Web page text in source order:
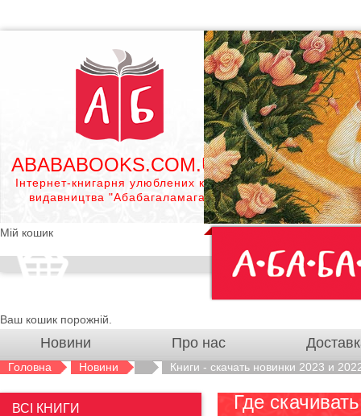
ABABABOOKS.COM.UA
Інтернет-книгарня улюблених книг
видавництва "Абабагаламага"
Мій кошик
Ваш кошик порожній.
Новини Про нас
Головна Новини Книги - cкачать новинки 2023 и
Где
ВСІ КНИГИ